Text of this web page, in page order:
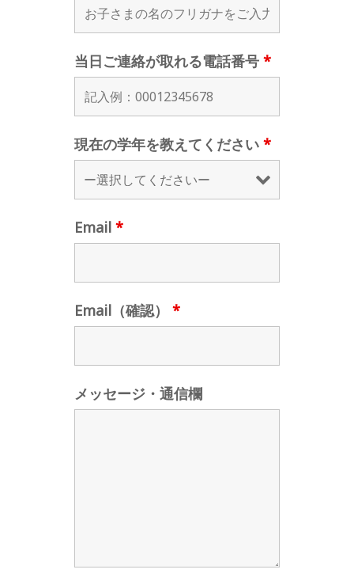
当日ご連絡が取れる電話番号 *
現在の学年を教えてください *
Email *
Email（確認） *
メッセージ・通信欄